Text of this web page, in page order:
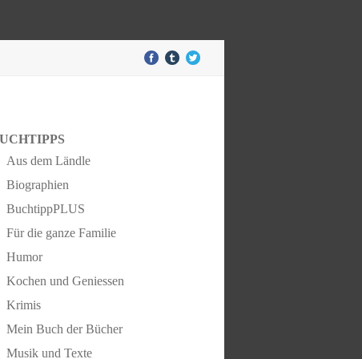
Aus dem Ländle
Biographien
BuchtippPLUS
Für die ganze Familie
Humor
Kochen und Geniessen
Krimis
Mein Buch der Bücher
Musik und Texte